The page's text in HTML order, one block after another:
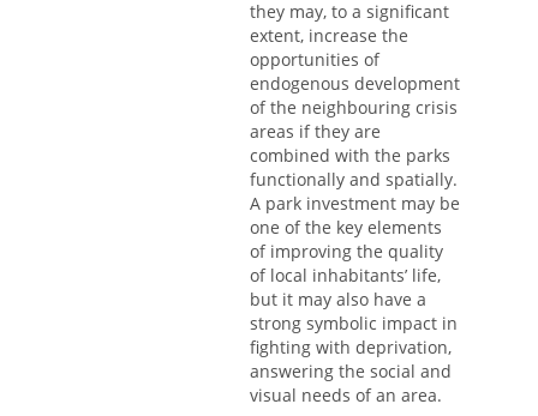
they may, to a significant
extent, increase the
opportunities of
endogenous development
of the neighbouring crisis
areas if they are
combined with the parks
functionally and spatially.
A park investment may be
one of the key elements
of improving the quality
of local inhabitants’ life,
but it may also have a
strong symbolic impact in
fighting with deprivation,
answering the social and
visual needs of an area.